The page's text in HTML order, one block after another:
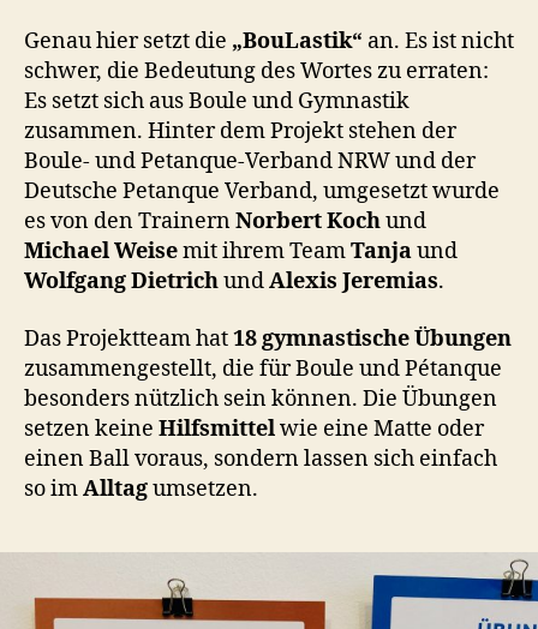
Genau hier setzt die „BouLastik“ an. Es ist nicht
schwer, die Bedeutung des Wortes zu erraten:
Es setzt sich aus Boule und Gymnastik
zusammen. Hinter dem Projekt stehen der
Boule- und Petanque-Verband NRW und der
Deutsche Petanque Verband, umgesetzt wurde
es von den TrainernNorbert Kochund
Michael Weisemit ihrem TeamTanjaund
Wolfgang DietrichundAlexis Jeremias.
Das Projektteam hat18 gymnastische Übungen
zusammengestellt, die für Boule und Pétanque
besonders nützlich sein können. Die Übungen
setzen keine Hilfsmittelwie eine Matte oder
einen Ball voraus, sondern lassen sich einfach
so imAlltagumsetzen.